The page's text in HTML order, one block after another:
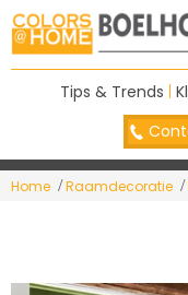
Tips & Trends |
Home Raamdecoratie